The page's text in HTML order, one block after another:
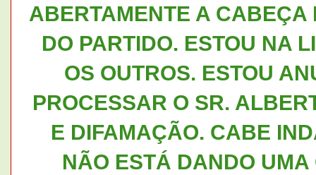
ABERTAMENTE A
DO PARTIDO. ESTOU NA
OS OUTROS. ESTOU
PROCESSAR O SR.
E DIFAMAÇÃO. CABE
NÃO ESTÁ DANDO